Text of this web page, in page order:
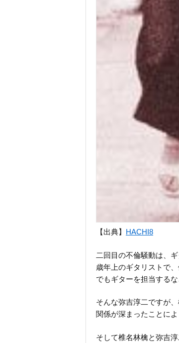
【出典】 HACHI8
二回目の不倫騒動は、
歳年上のギタリストで
でもギターを担当する
そんな弥吉淳二ですが
関係が深まったことに
そして椎名林檎と弥吉